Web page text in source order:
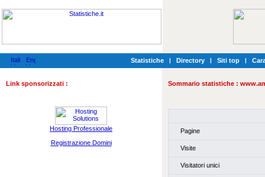
Statistiche | Directory | Siti top |
Link sponsorizzati :
Hosting Professionale
Registrazione Domini
Sommario statistiche :
Pagine
Visite
Visitatori unici